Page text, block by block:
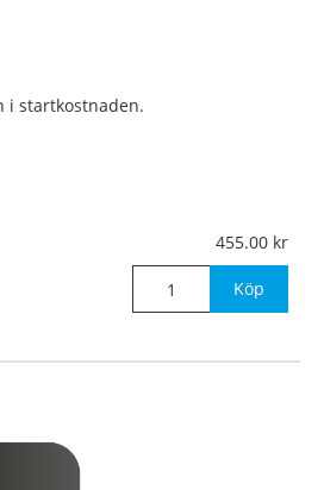
i startkostnaden.
455.00
Köp